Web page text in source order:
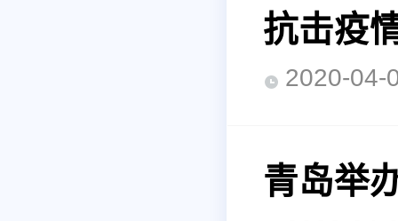
抗击疫
2020-
青岛举